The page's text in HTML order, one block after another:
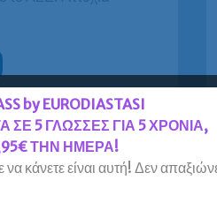
by EURODIASTASI
5 ΓΛΩΣΣΕΣ ΓΙΑ 5 ΧΡΟΝΙΑ,
ΤΗΝ ΗΜΕΡΑ!
κάνετε είναι αυτή! Δεν